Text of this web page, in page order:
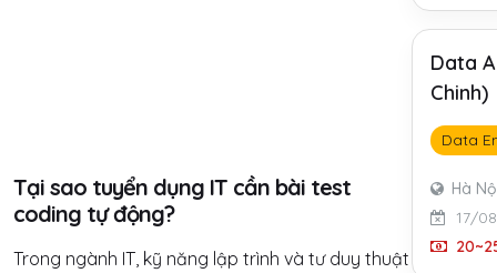
Tại sao tuyển dụng IT cần bài test
coding tự động?
Trong ngành IT, kỹ năng lập trình và tư duy thuật
Data
Chinh)
Data
Hà
17/